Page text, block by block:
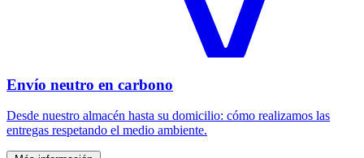
Envío neutro en carbono
Desde nuestro almacén hasta su domicilio: cómo realizamos las
entregas respetando el medio ambiente.